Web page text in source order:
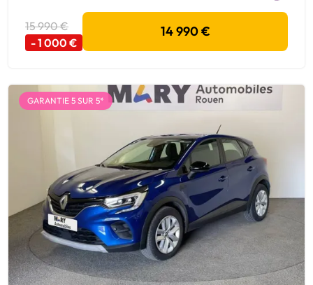
15 990 €
- 1 000 €
14 990 €
GARANTIE 5 SUR 5*